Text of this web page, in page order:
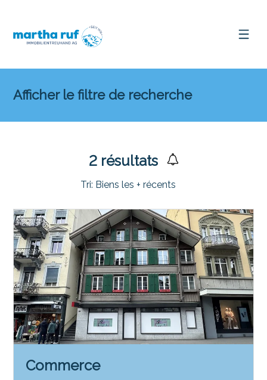
Afficher le filtre de recherche
2résultats
Tri: Biens les + récents
Commerce